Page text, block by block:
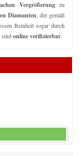
Vergrößerungzu
Diamanten , der gemäß
Reinheit sogar durch
sindonline verifizierbar.